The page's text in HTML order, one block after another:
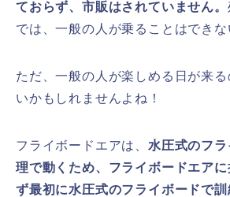
ておらず、市販はされていません。
では、一般の人が乗ることはできな
ただ、一般の人が楽しめる日が来
いかもしれませんよね！
フライボードエアは、 水圧式のフ
理で動くため、フライボードエアに
ず最初に水圧式のフライボードで